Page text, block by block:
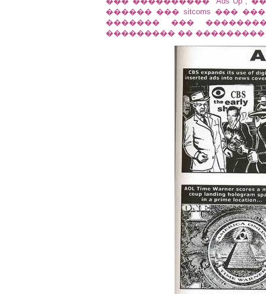
������ ��� sitcoms ���
������� ���
��������� ��